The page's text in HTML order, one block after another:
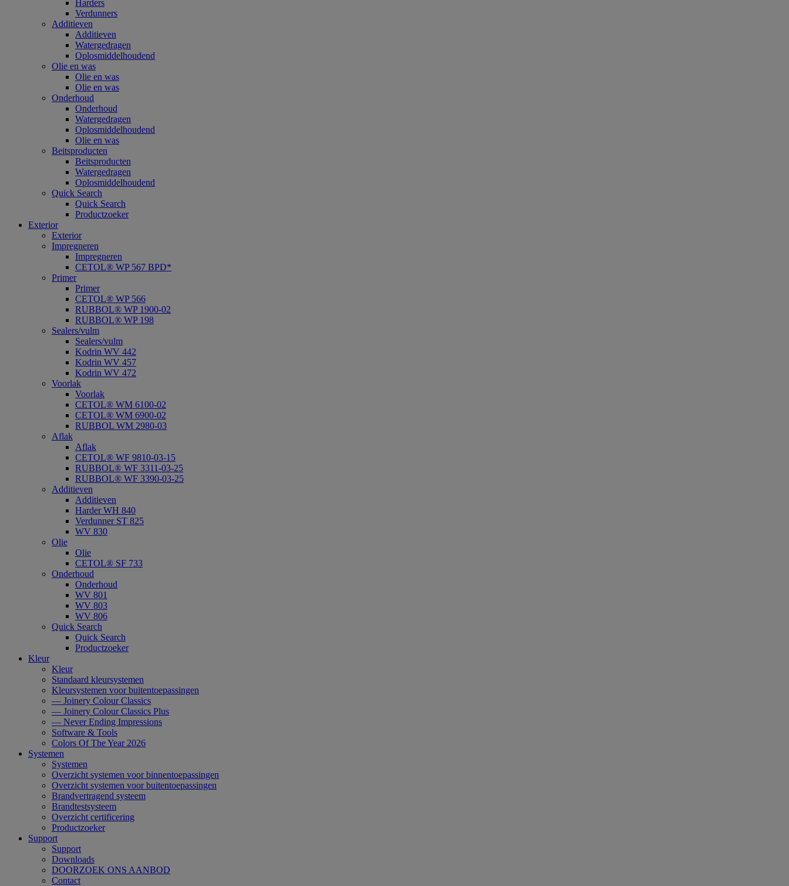
Harders
Verdunners
Additieven
Additieven
Watergedragen
Oplosmiddelhoudend
Olie en was
Olie en was
Olie en was
Onderhoud
Onderhoud
Watergedragen
Oplosmiddelhoudend
Olie en was
Beitsproducten
Beitsproducten
Watergedragen
Oplosmiddelhoudend
Quick Search
Quick Search
Productzoeker
Exterior
Exterior
Impregneren
Impregneren
CETOL® WP 567 BPD*
Primer
Primer
CETOL® WP 566
RUBBOL® WP 1900-02
RUBBOL® WP 198
Sealers/vulm
Sealers/vulm
Kodrin WV 442
Kodrin WV 457
Kodrin WV 472
Voorlak
Voorlak
CETOL® WM 6100-02
CETOL® WM 6900-02
RUBBOL WM 2980-03
Aflak
Aflak
CETOL® WF 9810-03-15
RUBBOL® WF 3311-03-25
RUBBOL® WF 3390-03-25
Additieven
Additieven
Harder WH 840
Verdunner ST 825
WV 830
Olie
Olie
CETOL® SF 733
Onderhoud
Onderhoud
WV 801
WV 803
WV 806
Quick Search
Quick Search
Productzoeker
Kleur
Kleur
Standaard kleursystemen
Kleursystemen voor buitentoepassingen
— Joinery Colour Classics
— Joinery Colour Classics Plus
— Never Ending Impressions
Software & Tools
Colors Of The Year 2026
Systemen
Systemen
Overzicht systemen voor binnentoepassingen
Overzicht systemen voor buitentoepassingen
Brandvertragend systeem
Brandtestsysteem
Overzicht certificering
Productzoeker
Support
Support
Downloads
DOORZOEK ONS AANBOD
Contact